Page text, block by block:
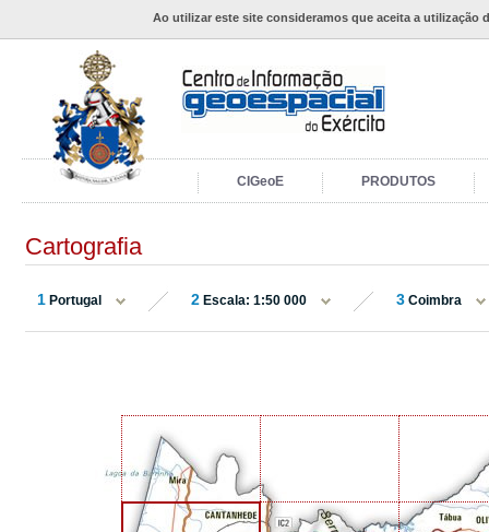
Ao utilizar este site consideramos que aceita a utilização
CIGeoE PRODUTOS
Cartografia
1 Portugal 2 Escala: 1:50 000 3 Coimbra